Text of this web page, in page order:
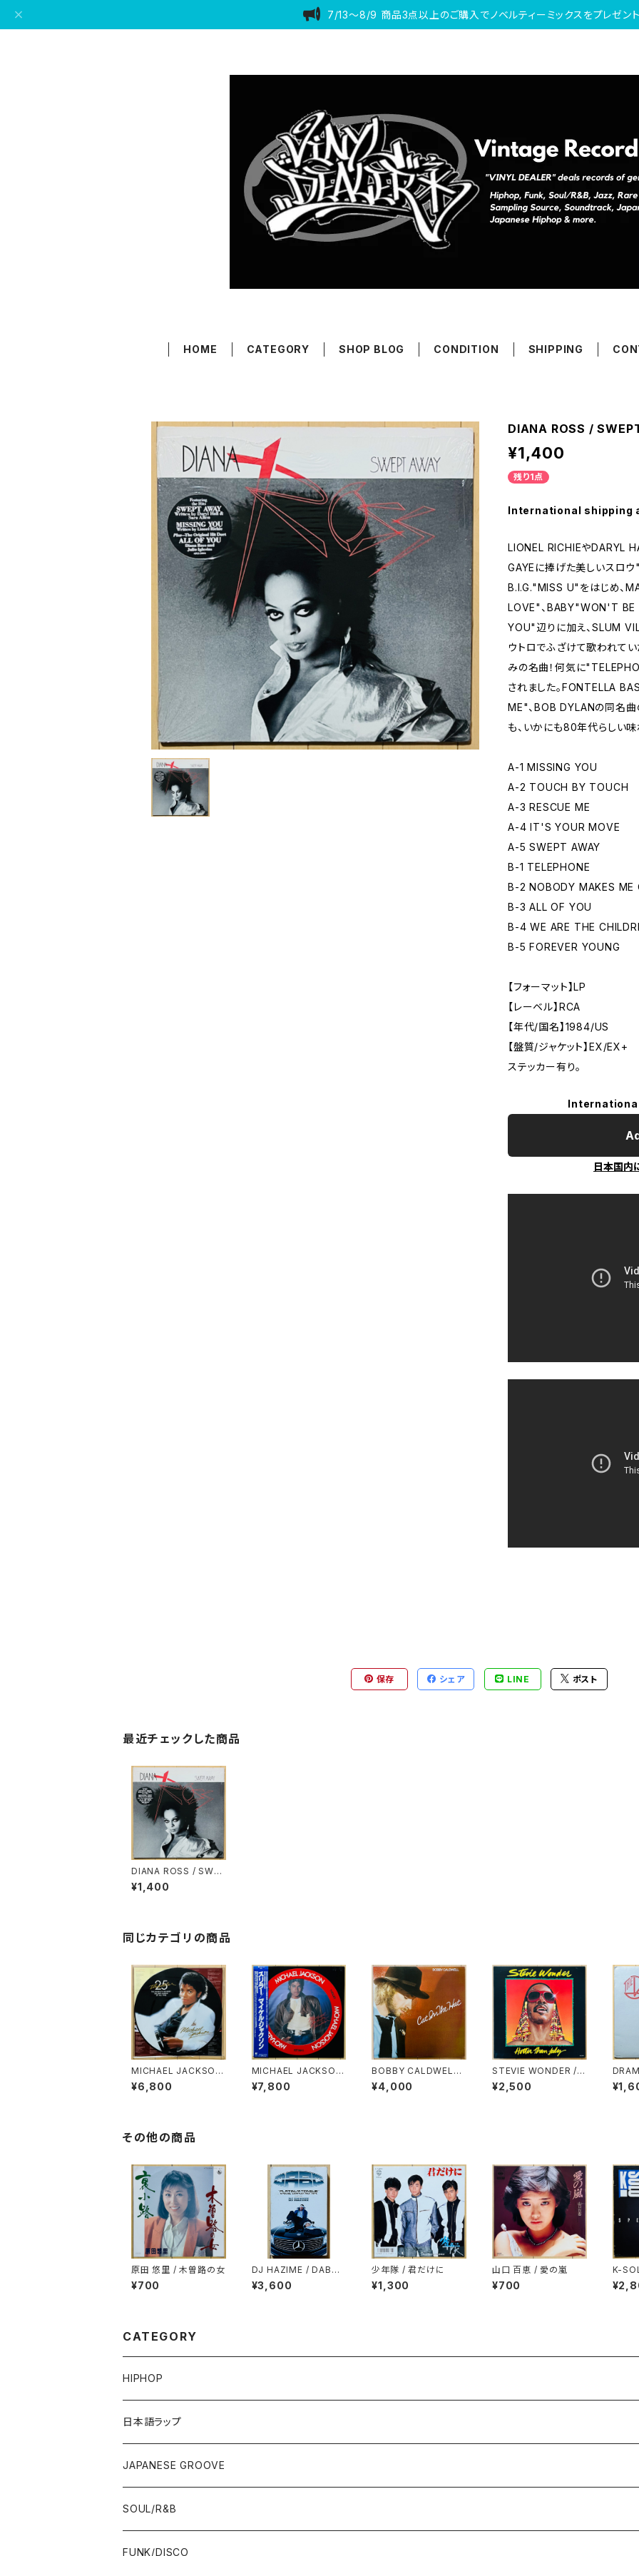
7/13〜8/9 商品3点以上のご購入でノベルティーミックスをプレゼント
HOME CATEGORY SHOP BLOG CONDITION SHIPPING
DIANA ROSS /
¥1,400
残り1点
International shipping
LIONEL RICHIEやDARYL
GAYEに捧げた美しいスロ
B.I.G."MISS U"をはじめ、
LOVE"、BABY"WON'T BE
YOU"辺りに加え、SLUM
ウトロでふざけて歌われて
みの名曲！何気に
されました。FONTELLA
ME"、BOB DYLANの同名
も、いかにも80年代らしい味
A-1 MISSING YOU
A-2 TOUCH BY TOUCH
A-3 RESCUE ME
A-4 IT'S YOUR MOVE
A-5 SWEPT AWAY
B-1 TELEPHONE
B-2 NOBODY MAKES ME
B-3 ALL OF YOU
B-4 WE ARE THE
B-5 FOREVER YOUNG
【フォーマット】LP
【レーベル】RCA
【年代/国名】1984/US
【盤質/ジャケット】EX/EX+
ステッカー有り。
日本国内
保存 シェア LINE ポスト
最近チェックした商品
DIANA ROSS / SWEP
T AWAY
¥1,400
同じカテゴリの商品
MICHAEL JACKSON
/ THRILLER 25
¥6,800
MICHAEL JACKSON
/ THRILLER(PICTUR
E DISC)
¥7,800
BOBBY CALDWELL /
CAT IN THE HAT
¥4,000
STEVIE WONDER / H
OTTER THAN JULY
¥2,500
その他の商品
原田 悠里 / 木曽路の女
¥700
DJ HAZIME / DABO
「PLATINUM TONGU
E」SPECIAL SAMPLE
¥3,600
少年隊 / 君だけに
¥1,300
山口 百恵 / 愛の嵐
¥700
K-
UND
CATEGORY
HIPHOP
12"/7"
80'S OLD SCHOOL
EARLY 90'S MIDDLE〜NEW SCHOOL
LP
80'S OLD SCHOOL
EARLY 90'S MIDDLE〜NEW SCHOOL
日本語ラップ
12"/7"
80'S OLD SCHOOL〜EARLY 90'S
MID〜LATE 90'S
LP
80'S OLD SCHOOL〜EARLY 90'S
CD/TAPE
JAPANESE GROOVE
LP
60'S/70'S
7"/12"
SOUL/R&B
LP
FUNK/DISCO